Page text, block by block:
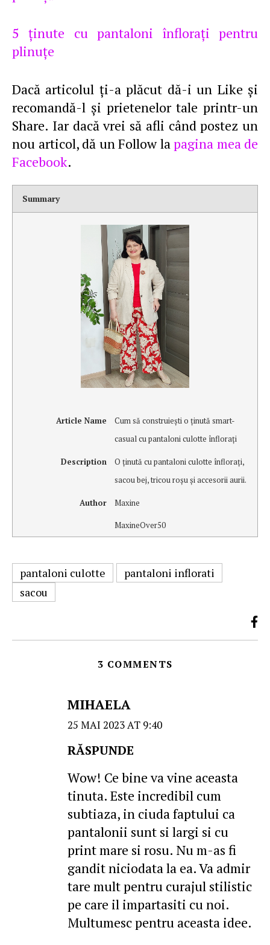
5 ţinute cu pantaloni înfloraţi pentru
plinuţe
Dacă articolul ţi-a plăcut dă-i un Like şi
recomandă-l şi prietenelor tale printr-un
Share. Iar dacă vrei să afli când postez un
nou articol, dă un Follow lapagina mea de
Facebook.
Summary
Article Name
Cum să construieşti o ţinută smart-
casual cu pantaloni culotte înfloraţi
Description
O ţinută cu pantaloni culotte înfloraţi,
sacou bej, tricou roşu şi accesorii aurii.
Author Maxine
MaxineOver50
pantaloni culotte
pantaloni inflorati
sacou
3 COMMENTS
MIHAELA
25 MAI 2023 AT 9:40
RĂSPUNDE
Wow! Ce bine va vine aceasta
tinuta. Este incredibil cum
subtiaza, in ciuda faptului ca
pantalonii sunt si largi si cu
print mare si rosu. Nu m-as fi
gandit niciodata la ea. Va admir
tare mult pentru curajul stilistic
pe care il impartasiti cu noi.
Multumesc pentru aceasta idee.